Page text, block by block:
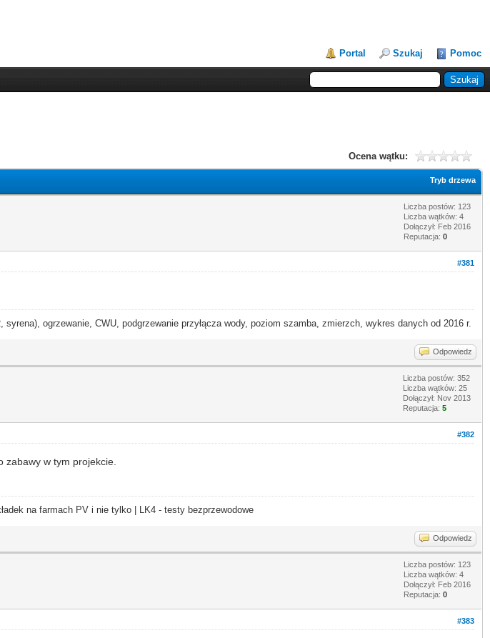
Portal Szukaj Pomoc
Ocena wątku:
Tryb drzewa
Liczba postów: 123
Liczba wątków: 4
Dołączył: Feb 2016
Reputacja: 0
#381
ogrzewanie, CWU, podgrzewanie przyłącza wody, poziom szamba, zmierzch, wykres danych od 2016 r.
Odpowiedz
Liczba postów: 352
Liczba wątków: 25
Dołączył: Nov 2013
Reputacja: 5
#382
zabawy w tym projekcie.
na farmach PV i nie tylko | LK4 - testy bezprzewodowe
Odpowiedz
Liczba postów: 123
Liczba wątków: 4
Dołączył: Feb 2016
Reputacja: 0
#383